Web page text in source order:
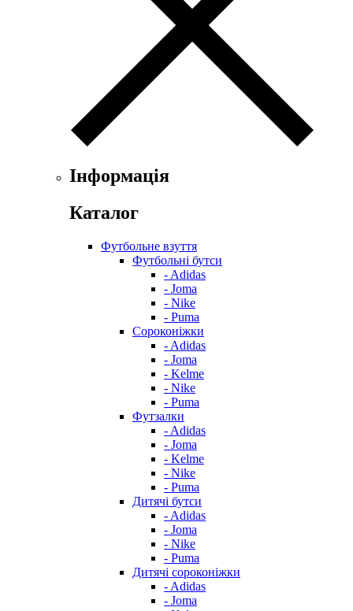
Інформація
Каталог
Футбольне взуття
Футбольні бутси
- Adidas
- Joma
- Nike
- Puma
Сороконіжки
- Adidas
- Joma
- Kelme
- Nike
- Puma
Футзалки
- Adidas
- Joma
- Kelme
- Nike
- Puma
Дитячі бутси
- Adidas
- Joma
- Nike
- Puma
Дитячі сороконіжки
- Adidas
- Joma